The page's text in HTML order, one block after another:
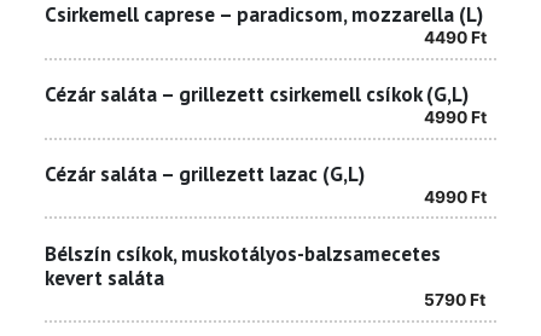
Csirkemell caprese – paradicsom, mozzarella (L)
4490Ft
Cézár saláta – grillezett csirkemell csíkok (G,L)
4990Ft
Cézár saláta – grillezett lazac (G,L)
4990Ft
Bélszín csíkok, muskotályos-balzsamecetes
kevert saláta
5790Ft